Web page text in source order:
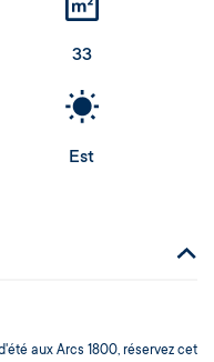
33
Est
aux Arcs 1800, réservez cet